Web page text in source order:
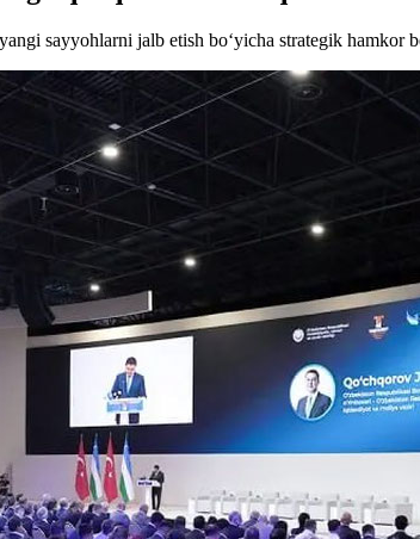
sayyohlarni jalb etish bo‘yicha strategik hamkor